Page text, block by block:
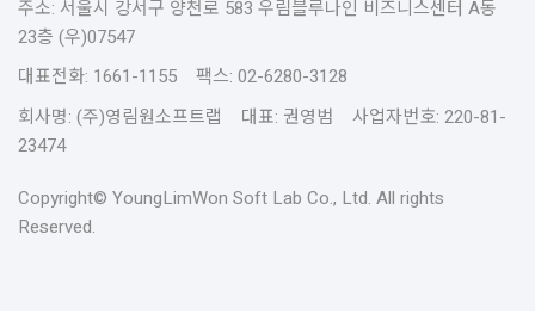
주소: 서울시 강서구 양천로 583 우림블루나인 비즈니스센터 A동
23층 (우)07547
대표전화: 1661-1155 팩스: 02-6280-3128
회사명: (주)영림원소프트랩 대표: 권영범 사업자번호: 220-81-
23474
Copyright© YoungLimWon Soft Lab Co., Ltd. All rights
Reserved.